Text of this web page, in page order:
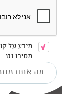
מידע על
מסיבו.נט